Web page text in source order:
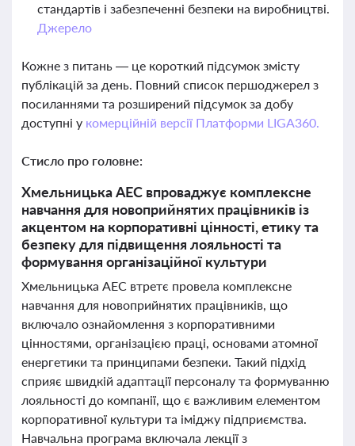
стандартів і забезпеченні безпеки на виробництві.
Джерело
Кожне з питань — це короткий підсумок змісту
публікацій за день. Повний список першоджерел з
посиланнями та розширений підсумок за добу
доступні у комерційній версії Платформи LIGA360.
Стисло про головне:
Хмельницька АЕС впроваджує комплексне
навчання для новоприйнятих працівників із
акцентом на корпоративні цінності, етику та
безпеку для підвищення лояльності та
формування організаційної культури
Хмельницька АЕС втретє провела комплексне
навчання для новоприйнятих працівників, що
включало ознайомлення з корпоративними
цінностями, організацією праці, основами атомної
енергетики та принципами безпеки. Такий підхід
сприяє швидкій адаптації персоналу та формуванню
лояльності до компанії, що є важливим елементом
корпоративної культури та іміджу підприємства.
Навчальна програма включала лекції з